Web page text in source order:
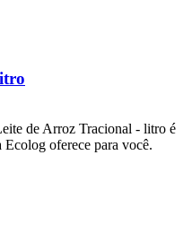
de Arroz Tracional - litro é
oferece para você.